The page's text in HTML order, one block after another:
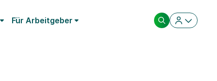
Für Arbeitgeber